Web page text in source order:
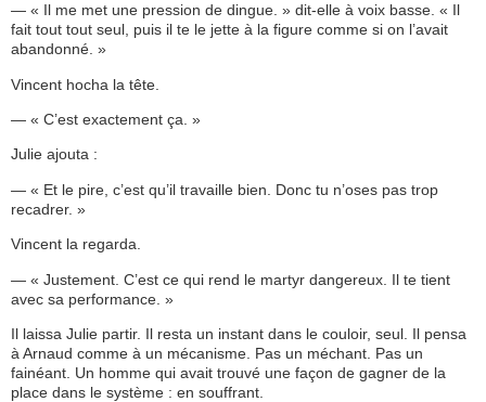
— « Il me met une pression de dingue. » dit-elle à voix basse. « Il
fait tout tout seul, puis il te le jette à la figure comme si on l’avait
abandonné. »
Vincent hocha la tête.
— « C’est exactement ça. »
Julie ajouta :
— « Et le pire, c’est qu’il travaille bien. Donc tu n’oses pas trop
recadrer. »
Vincent la regarda.
— « Justement. C’est ce qui rend le martyr dangereux. Il te tient
avec sa performance. »
Il laissa Julie partir. Il resta un instant dans le couloir, seul. Il pensa
à Arnaud comme à un mécanisme. Pas un méchant. Pas un
fainéant. Un homme qui avait trouvé une façon de gagner de la
place dans le système : en souffrant.